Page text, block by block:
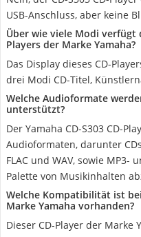
USB-Anschluss, aber keine
Über wie viele Modi verfügt
Players der Marke Yamaha?
Das Display dieses CD-
drei Modi CD-Titel,
Welche Audioformate
unterstützt?
Der Yamaha CD-S303 CD-
Audioformaten, darunter
FLAC und WAV, sowie MP3-
Palette von Musikinhalten
Welche Kompatibilität ist
Marke Yamaha vorhanden?
Dieser CD-Player der Marke